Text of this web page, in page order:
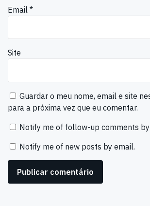
Email *
Site
Guardar o meu nome, email e site
para a próxima vez que eu comentar.
Notify me of follow-up comments
Notify me of new posts by email.